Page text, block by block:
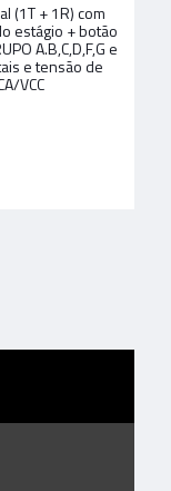
(1T + 1R) com
estágio + botão
A.B,C,D,F,G e
e tensão de
VCC